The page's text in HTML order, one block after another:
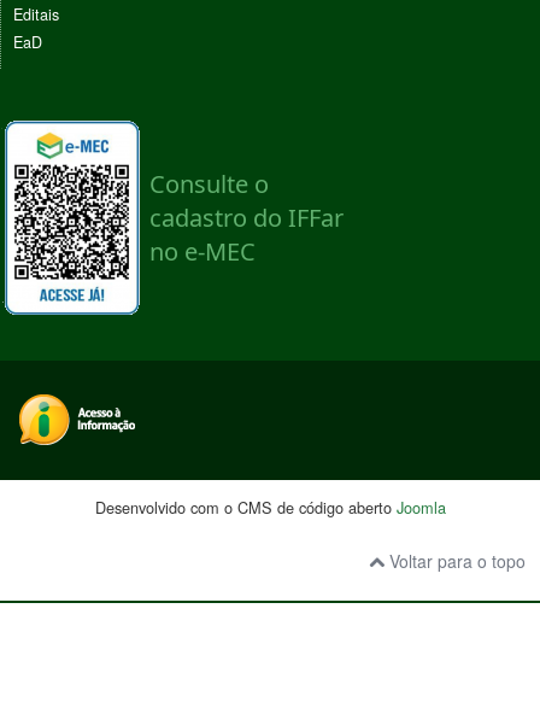
Editais
EaD
Desenvolvido com o CMS de código aberto Joomla
Voltar para o topo